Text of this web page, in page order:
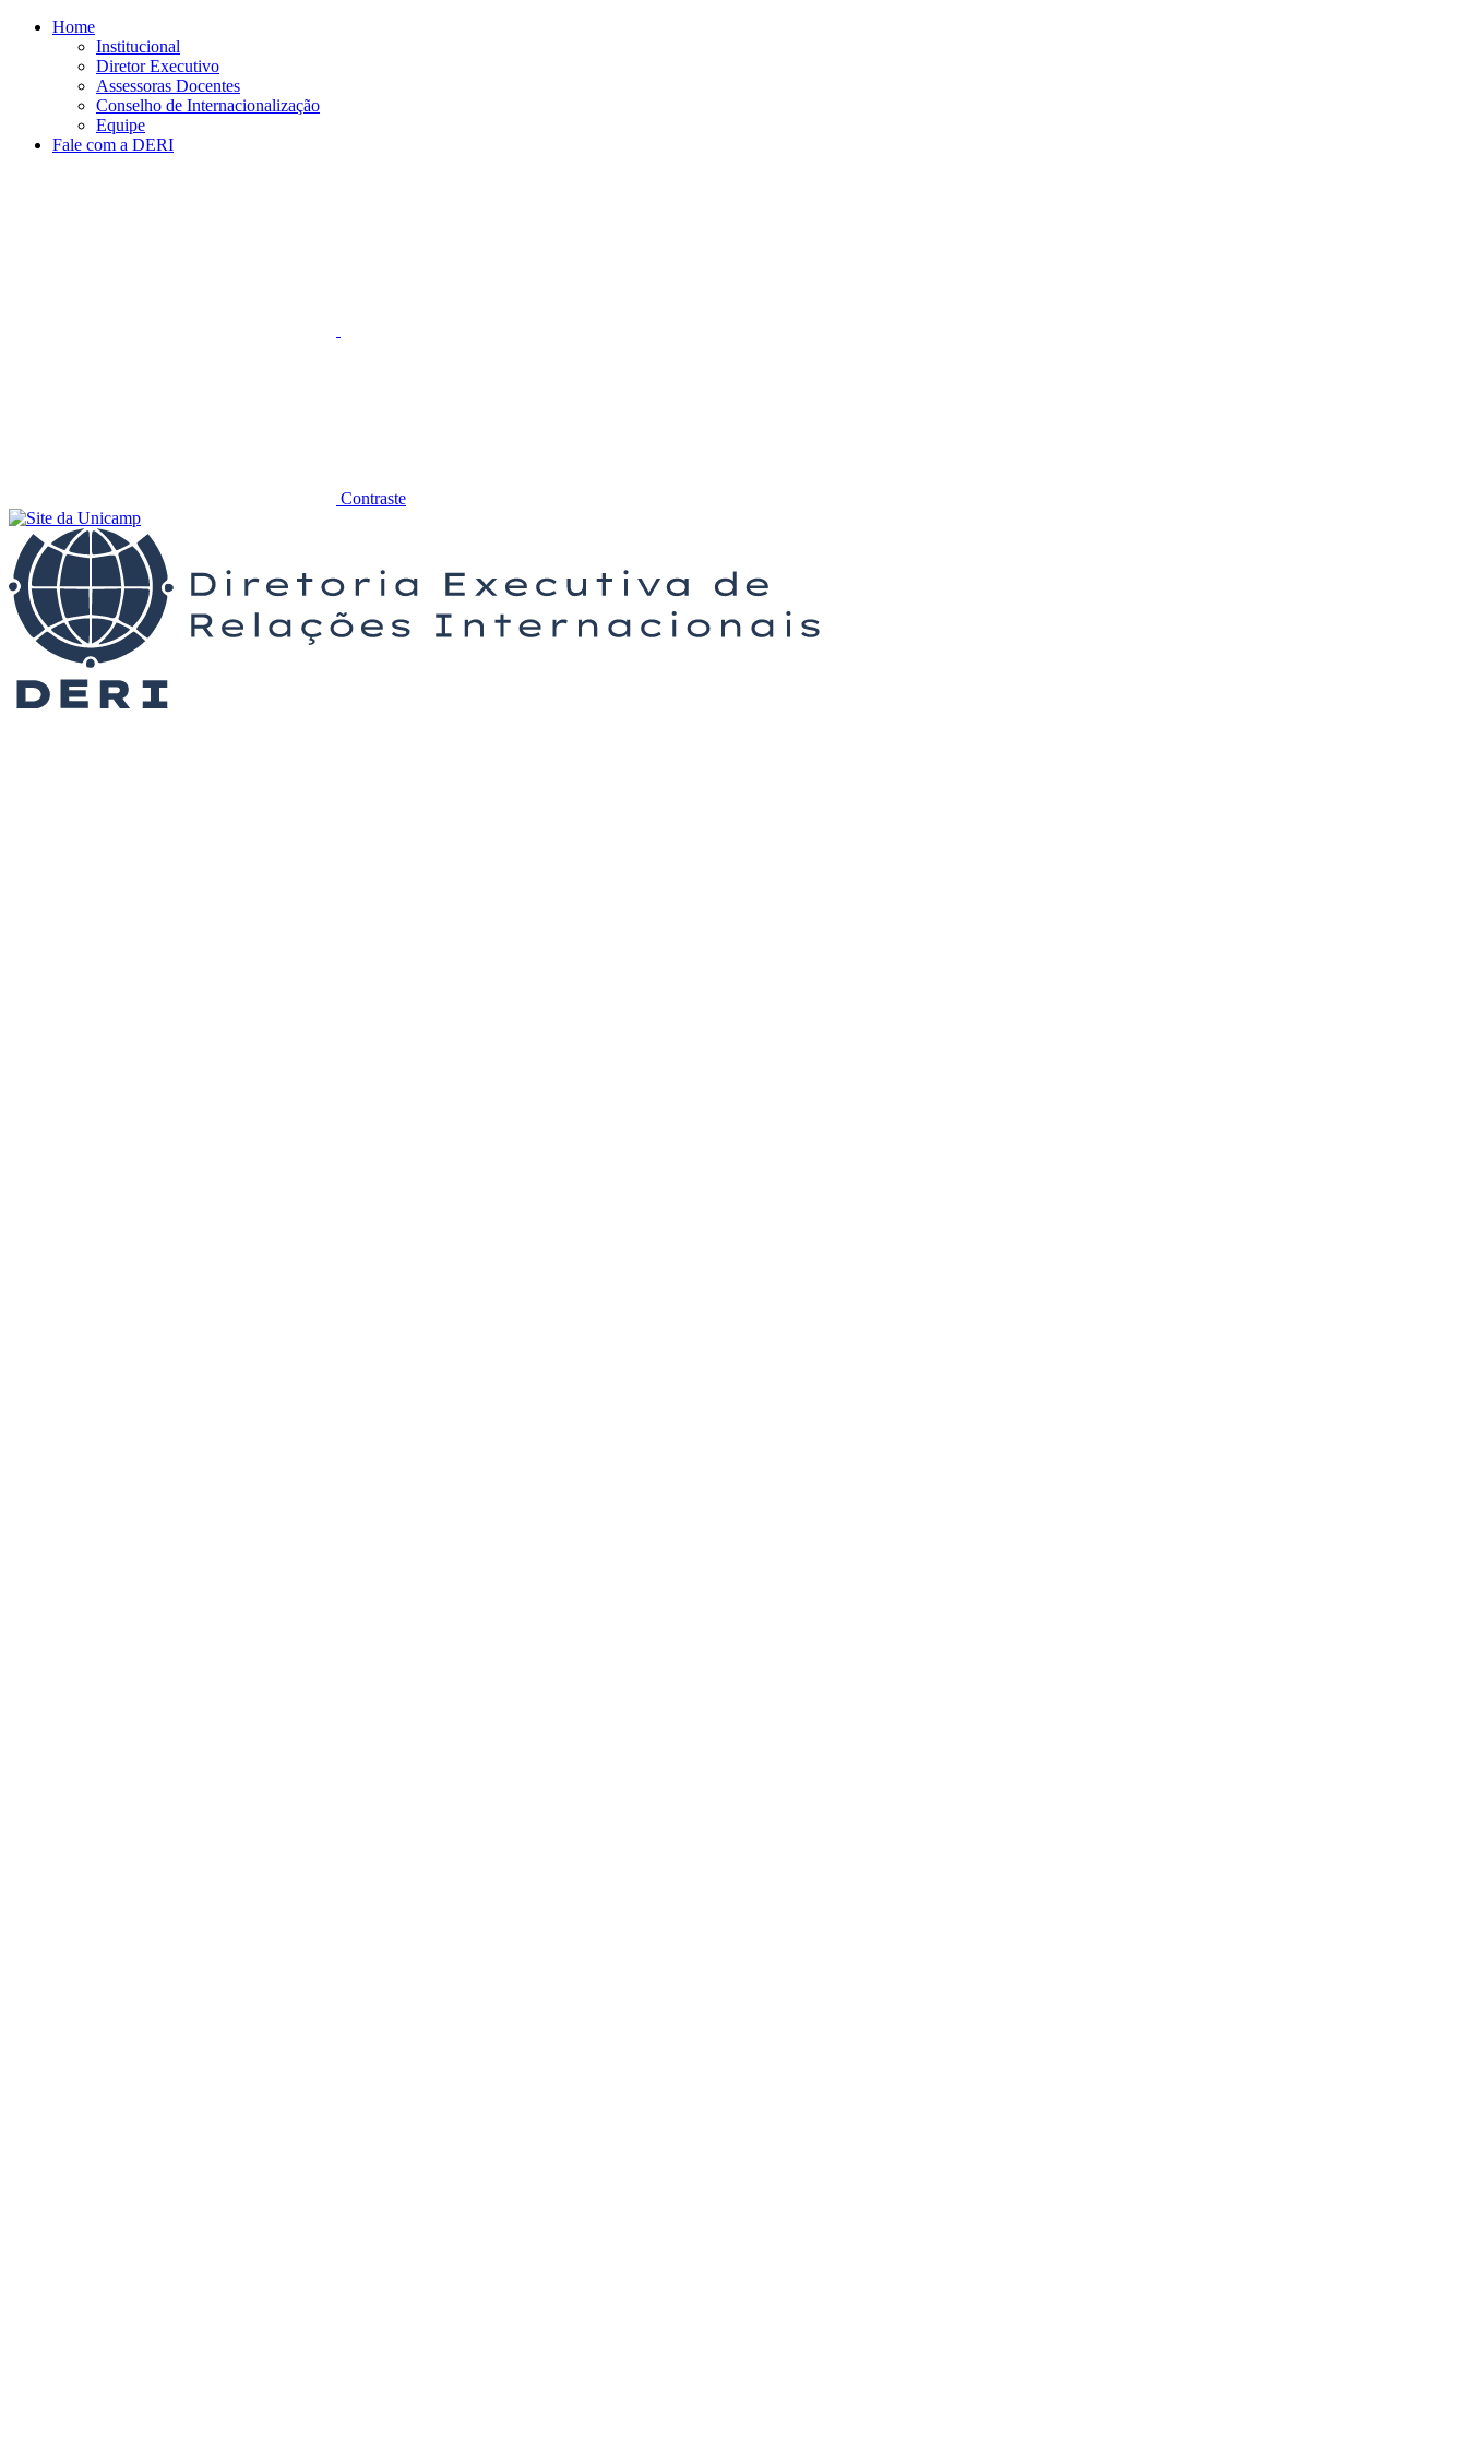
Conteúdo principal
Home
Institucional
Diretor Executivo
Assessoras Docentes
Conselho de Internacionalização
Equipe
Fale com a DERI
Contraste